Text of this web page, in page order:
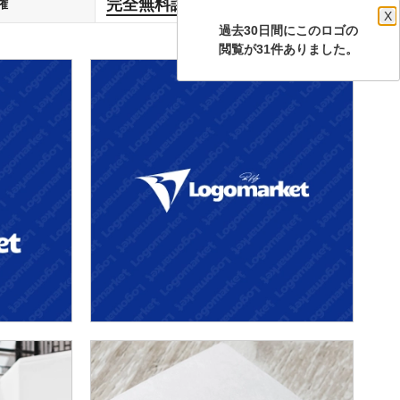
過去30日間にこのロゴの
X
閲覧が31件ありました。